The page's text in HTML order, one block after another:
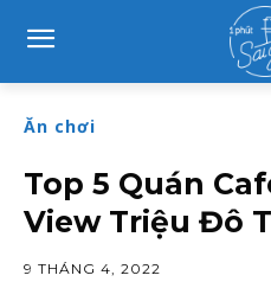
Ăn chơi
Top 5 Quán
View Triệu Đô
9 THÁNG 4, 2022